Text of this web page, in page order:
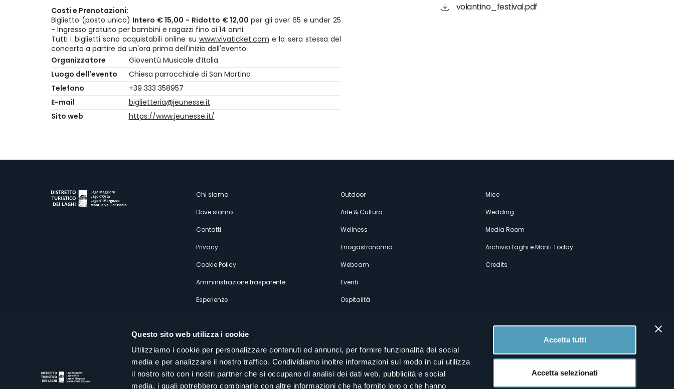
Questo sito web utilizza i cookie
Utilizziamo i cookie per personalizzare contenuti ed annunci, per fornire funzionalità dei social
media e per analizzare il nostro traffico. Condividiamo inoltre informazioni sul modo in cui utilizza
il nostro sito con i nostri partner che si occupano di analisi dei dati web, pubblicità e social
media, i quali potrebbero combinarle con altre informazioni che ha fornito loro o che hanno
Accetta tutti
Accetta selezionati
Costi e Prenotazioni:
Biglietto (posto unico) Intero € 15,00 - Ridotto € 12,00 per gli over 65 e under 25
- Ingresso gratuito per bambini e ragazzi fino ai 14 anni.
Tutti i biglietti sono acquistabili online su www.vivaticket.com e la sera stessa del
concerto a partire da un'ora prima dell'inizio dell'evento.
Organizzatore
Gioventù Musicale d’Italia
Luogo dell'evento
Chiesa parrocchiale di San Martino
Telefono
+39 333 358957
E-mail
biglietteria@jeunesse.it
Sito web
https://www.jeunesse.it/
volantino_festival.pdf
Menù
secondario
Chi siamo
Dove siamo
Contatti
Privacy
Cookie Policy
Amministrazione trasparente
Esperienze
Outdoor
Arte & Cultura
Wellness
Enogastronomia
Webcam
Eventi
Ospitalità
Mice
Wedding
Media Room
Archivio Laghi e Monti Today
Credits
Distretto Turistico dei Laghi Scrl
Sede legale e operativa: Corso Italia 26 - 28838 Stresa VB - Italy
Seguici sui nostri canali social